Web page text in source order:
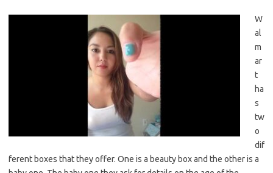
W
al
m
ar
t
ha
s
tw
o
dif
ferent boxes that they offer. One is a beauty box and the other is a